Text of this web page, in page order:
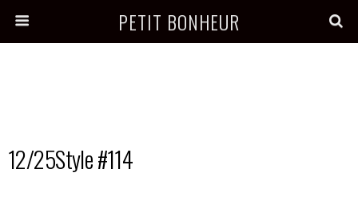
PETIT BONHEUR
12/25Style #114